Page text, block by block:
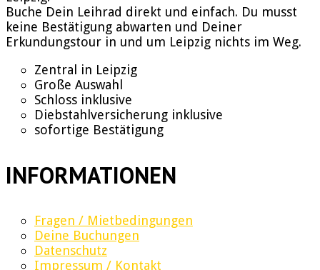
Buche Dein Leihrad direkt und einfach. Du musst
keine Bestätigung abwarten und Deiner
Erkundungstour in und um Leipzig nichts im Weg.
Zentral in Leipzig
Große Auswahl
Schloss inklusive
Diebstahlversicherung inklusive
sofortige Bestätigung
INFORMATIONEN
Fragen / Mietbedingungen
Deine Buchungen
Datenschutz
Impressum / Kontakt